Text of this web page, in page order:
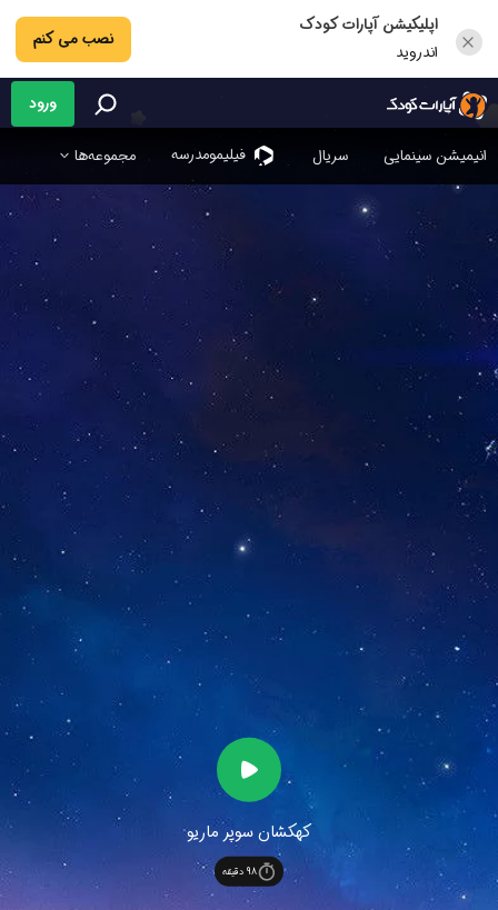
اپلیکیشن آپارات کودک
اندروید
نصب می کنم
انیمیشن سینمایی سریال فیلیمو‌مدرسه مجموعه‌ها
ورود
کهکشان سوپر ماریو
98 دقیقه